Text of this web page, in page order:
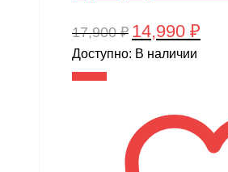
17,900₽ Первоначальная
цена
14,990 ₽
Доступно: В наличии